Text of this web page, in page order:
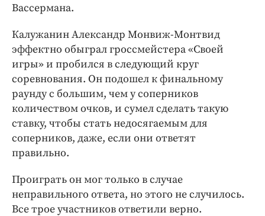
Вассермана.
Калужанин Александр Монвиж-Монтвид
эффектно обыграл гроссмейстера «Своей
игры» и пробился в следующий круг
соревнования. Он подошел к финальному
раунду с большим, чем у соперников
количеством очков, и сумел сделать такую
ставку, чтобы стать недосягаемым для
соперников, даже, если они ответят
правильно.
Проиграть он мог только в случае
неправильного ответа, но этого не случилось.
Все трое участников ответили верно.